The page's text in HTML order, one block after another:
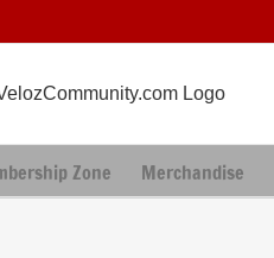
Zone Merchandise